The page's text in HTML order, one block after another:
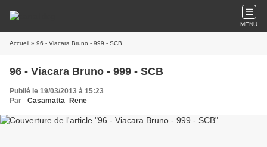
MENU
Accueil » 96 - Viacara Bruno - 999 - SCB
96 - Viacara Bruno - 999 - SCB
Publié le 19/03/2013 à 15:23
Par
_Casamatta_Rene